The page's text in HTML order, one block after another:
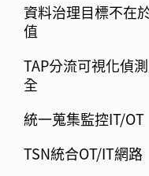
資料治理目標不在
值
TAP分流可視化偵
全
統一蒐集監控IT/
TSN統合OT/IT網